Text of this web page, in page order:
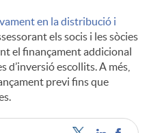
en la distribució i
els socis i les sòcies
el finançament addicional
escollits. A més,
previ fins que